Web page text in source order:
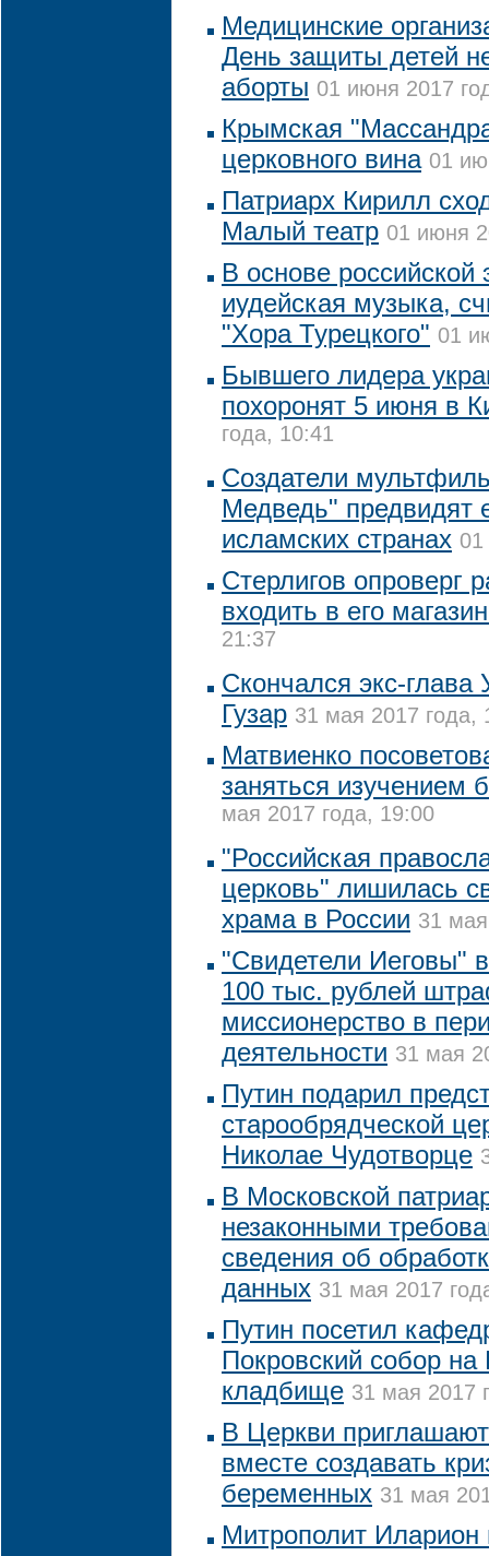
Медицинские
День защиты детей
аборты 01 июня 2017
Крымская
церковного вина 01
Патриарх Кирилл
Малый театр 01 июня
В основе российской
иудейская музыка,
"Хора Турецкого" 01
Бывшего лидера
похоронят 5 июня в
года, 10:41
Создатели
Медведь" предвидят
исламских странах
Стерлигов опроверг
входить в его
21:37
Скончался экс-
Гузар 31 мая 2017 года,
Матвиенко
заняться изучением
мая 2017 года, 19:00
"Российская
церковь" лишилась
храма в России 31
"Свидетели Иеговы"
100 тыс. рублей
миссионерство в
деятельности 31 мая
Путин подарил
старообрядческой
Николае Чудотворце
В Московской
незаконными
сведения об
данных 31 мая 2017
Путин посетил
Покровский собор на
кладбище 31 мая 2017
В Церкви приглашают
вместе создавать
беременных 31 мая
Митрополит Иларион